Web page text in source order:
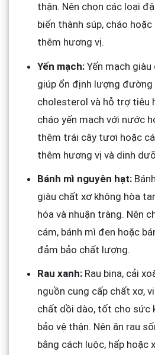
thận. Nên chọn các loại
biến thành súp, cháo
thêm hương vị.
Yến mạch:Yến mạch giàu
giúp ổn định lượng
cholesterol và hỗ trợ tiêu
cháo yến mạch với nước
thêm trái cây tươi hoặc
thêm hương vị và dinh
Bánh mì nguyên hạt:
giàu chất xơ không hòa
hóa và nhuận tràng. Nên
cám, bánh mì đen hoặc
đảm bảo chất lượng.
Rau xanh:Rau bina, cải
nguồn cung cấp chất xơ,
chất dồi dào, tốt cho sức
bảo vệ thận. Nên ăn rau
bằng cách luộc, hấp hoặc